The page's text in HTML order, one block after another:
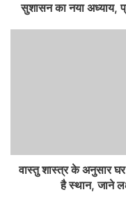
सुशासन का नया अध्याय,
वास्तु शास्त्र के अनुसार
है स्थान, जाने